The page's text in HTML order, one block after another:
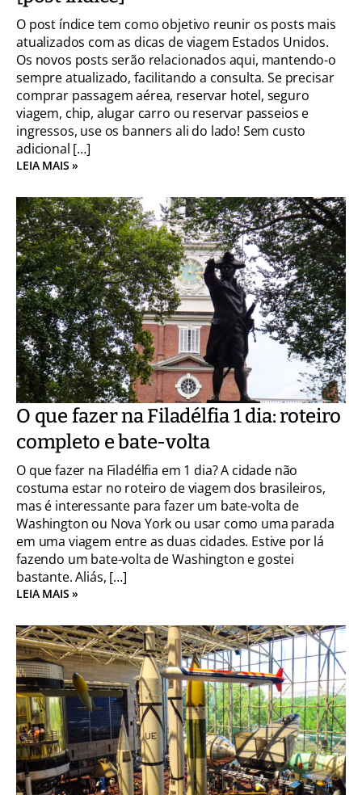
O post índice tem como objetivo reunir os posts mais
atualizados com as dicas de viagem Estados Unidos.
Os novos posts serão relacionados aqui, mantendo-o
sempre atualizado, facilitando a consulta. Se precisar
comprar passagem aérea, reservar hotel, seguro
viagem, chip, alugar carro ou reservar passeios e
ingressos, use os banners ali do lado! Sem custo
adicional […]
LEIA MAIS »
O que fazer na Filadélfia 1 dia: roteiro
completo e bate-volta
O que fazer na Filadélfia em 1 dia? A cidade não
costuma estar no roteiro de viagem dos brasileiros,
mas é interessante para fazer um bate-volta de
Washington ou Nova York ou usar como uma parada
em uma viagem entre as duas cidades. Estive por lá
fazendo um bate-volta de Washington e gostei
bastante. Aliás, […]
LEIA MAIS »